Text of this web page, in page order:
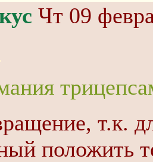
Чт 09
т.к.
положить